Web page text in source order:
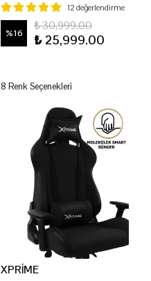
12 değerlendirme
%16
₺ 30,999.00
₺ 25,999.00
8 Renk Seçenekleri
XPRİME